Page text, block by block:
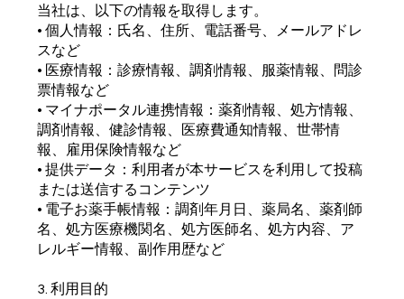
当社は、以下の情報を取得します。
• 個人情報：氏名、住所、電話番号、メールアドレ
スなど
• 医療情報：診療情報、調剤情報、服薬情報、問診
票情報など
• マイナポータル連携情報：薬剤情報、処方情報、
調剤情報、健診情報、医療費通知情報、世帯情
報、雇用保険情報など
• 提供データ：利用者が本サービスを利用して投稿
または送信するコンテンツ
• 電子お薬手帳情報：調剤年月日、薬局名、薬剤師
名、処方医療機関名、処方医師名、処方内容、ア
レルギー情報、副作用歴など
3. 利用目的